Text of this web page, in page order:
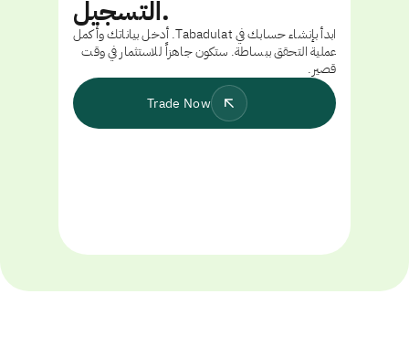
التسجيل.
ابدأ بإنشاء حسابك في Tabadulat. أدخل بياناتك وأكمل
عملية التحقق ببساطة. ستكون جاهزاً للاستثمار في وقت
قصير.
Trade Now